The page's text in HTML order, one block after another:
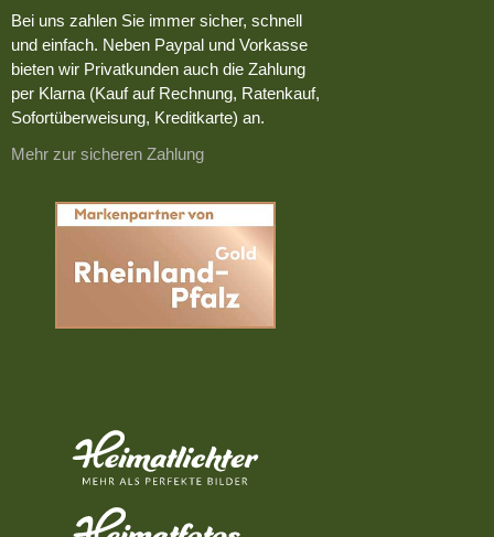
Bei uns zahlen Sie immer sicher, schnell
und einfach. Neben Paypal und Vorkasse
bieten wir Privatkunden auch die Zahlung
per Klarna (Kauf auf Rechnung, Ratenkauf,
Sofortüberweisung, Kreditkarte) an.
Mehr zur sicheren Zahlung